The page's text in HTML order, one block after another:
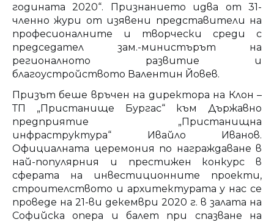
годината 2020“. Признанието идва от 31-
членно жури от изявени представители на
професионалните и творчески среди с
председател зам.-министърът на
регионалното развитие и
благоустройството Валентин Йовев.
Призът беше връчен на директора на Клон –
ТП „Пристанище Бургас“ към Държавно
предприятие „Пристанищна
инфраструктура“ Ивайло Иванов.
Официалната церемония по награждаване в
най-популярния и престижен конкурс в
сферата на инвестиционните проекти,
строителството и архитектурата у нас се
проведе на 21-ви декември 2020 г. в залата на
Софийска опера и балет при спазване на